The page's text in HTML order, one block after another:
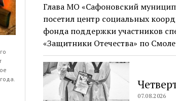
Глава МО «Сафоновский
посетил центр социальных
фонда поддержки участников
«Защитники Отечества» по
07.08.2026